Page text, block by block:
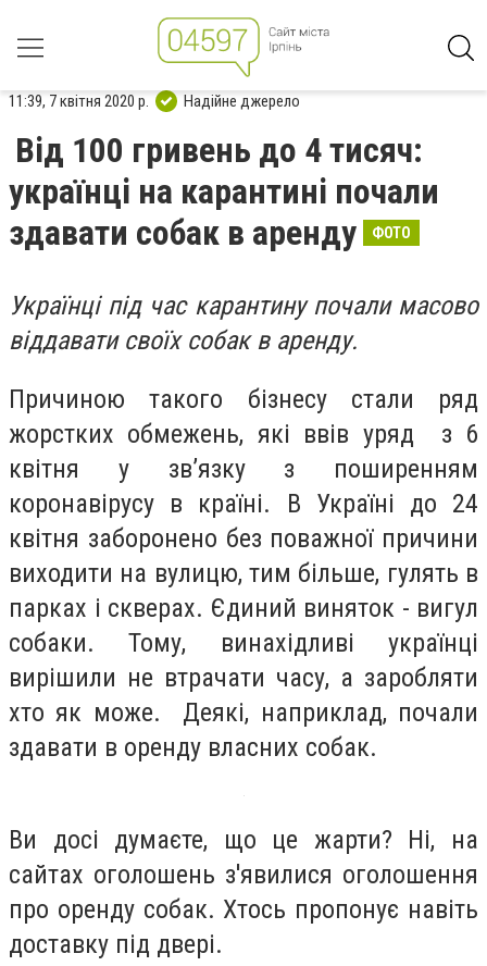
11:39, 7 квітня 2020 р. Надійне джерело
Від 100 гривень до 4 тисяч:
українці на карантині почали
здавати собак в аренду
ФОТО
Українці під час карантину почали масово
віддавати своїх собак в аренду.
Причиною такого бізнесу стали ряд
жорстких обмежень, які ввів уряд з 6
квітня у зв’язку з поширенням
коронавірусу в країні. В Україні до 24
квітня заборонено без поважної причини
виходити на вулицю, тим більше, гулять в
парках і скверах. Єдиний виняток - вигул
собаки. Тому, винахідливі українці
вирішили не втрачати часу, а заробляти
хто як може. Деякі, наприклад, почали
здавати в оренду власних собак.
Ви досі думаєте, що це жарти? Ні, на
сайтах оголошень з'явилися оголошення
про оренду собак. Хтось пропонує навіть
доставку під двері.